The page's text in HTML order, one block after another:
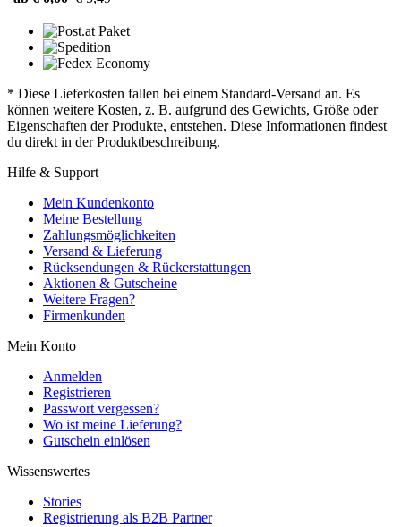
* Diese Lieferkosten fallen bei einem Standard-Versand an. Es
können weitere Kosten, z. B. aufgrund des Gewichts, Größe oder
Eigenschaften der Produkte, entstehen. Diese Informationen findest
du direkt in der Produktbeschreibung.
Hilfe & Support
Mein Kundenkonto
Meine Bestellung
Zahlungsmöglichkeiten
Versand & Lieferung
Rücksendungen & Rückerstattungen
Aktionen & Gutscheine
Weitere Fragen?
Firmenkunden
Mein Konto
Anmelden
Registrieren
Passwort vergessen?
Wo ist meine Lieferung?
Gutschein einlösen
Wissenswertes
Stories
Registrierung als B2B Partner